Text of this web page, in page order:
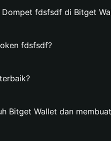
Dompet fdsfsdf di Bitget
fdsfsdf?
Bitget Wallet dan